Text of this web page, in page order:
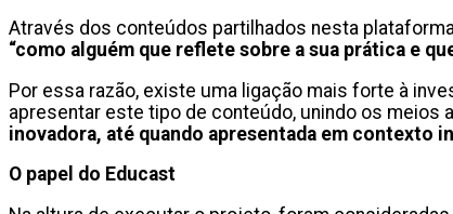
Através dos conteúdos partilhados nesta
“como alguém que reflete sobre a sua prática e
Por essa razão, existe uma ligação mais forte à
apresentar este tipo de conteúdo, unindo os meios
inovadora, até quando apresentada em contexto
O papel do Educast